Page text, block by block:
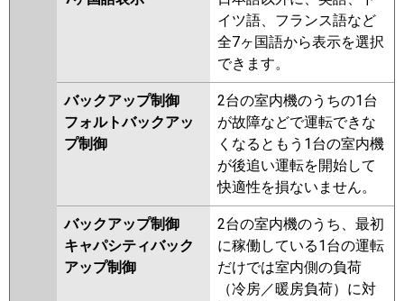
イツ語、フランス語など
全7ヶ国語から表示を選択
できます。
バックアップ制御
フォルトバックアッ
プ制御
2台の室内機のうちの1台
が故障などで運転できな
くなるともう1台の室内機
が後追い運転を開始して
快適性を損ないません。
バックアップ制御
キャパシティバック
アップ制御
2台の室内機のうち、最初
に稼働している1台の運転
だけでは室内側の負荷
（冷房／暖房負荷）に対